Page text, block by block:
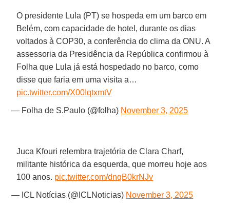
O presidente Lula (PT) se hospeda em um barco em
Belém, com capacidade de hotel, durante os dias
voltados à COP30, a conferência do clima da ONU. A
assessoria da Presidência da República confirmou à
Folha que Lula já está hospedado no barco, como
disse que faria em uma visita a…
pic.twitter.com/X00IqtxmtV
— Folha de S.Paulo (@folha) November 3, 2025
Juca Kfouri relembra trajetória de Clara Charf,
militante histórica da esquerda, que morreu hoje aos
100 anos. pic.twitter.com/dnqB0krNJv
— ICL Notícias (@ICLNoticias) November 3, 2025